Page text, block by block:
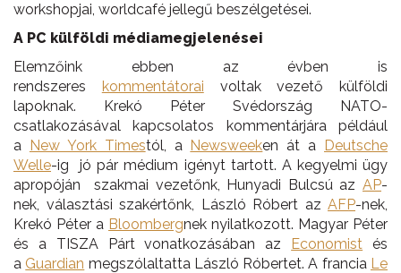
workshopjai, worldcafé jellegű beszélgetései.
A PC külföldi médiamegjelenései
Elemzőink ebben az évben is
rendszeres kommentátorai voltak vezető külföldi
lapoknak. Krekó Péter Svédország NATO-
csatlakozásával kapcsolatos kommentárjára például
a New York Timestól, a Newsweeken át a Deutsche
Welle-ig
jó pár médium igényt tartott. A kegyelmi ügy
apropóján szakmai vezetőnk, Hunyadi Bulcsú az AP-
nek, választási szakértőnk, László Róbert az AFP-nek,
Krekó Péter a Bloombergnek nyilatkozott. Magyar Péter
és a TISZA Párt vonatkozásában az Economist és
a Guardian megszólaltatta László Róbertet. A francia Le